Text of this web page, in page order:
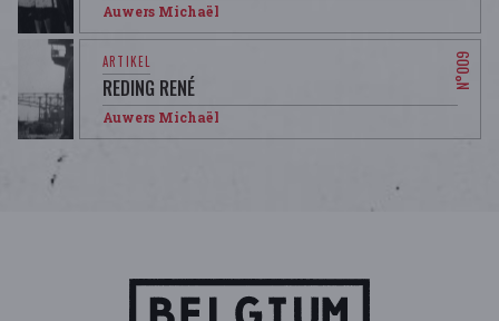
Auwers Michaël
REDING RENÉ
Auwers Michaël